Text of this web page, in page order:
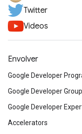
Twitter
Videos
Envolver
Google Developer
Google Developer
Google Developer
Accelerators